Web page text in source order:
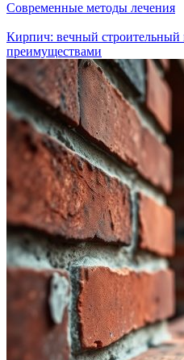
Современные методы лечения
Кирпич: вечный строительный
преимуществами